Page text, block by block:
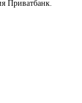
Приватбанк.